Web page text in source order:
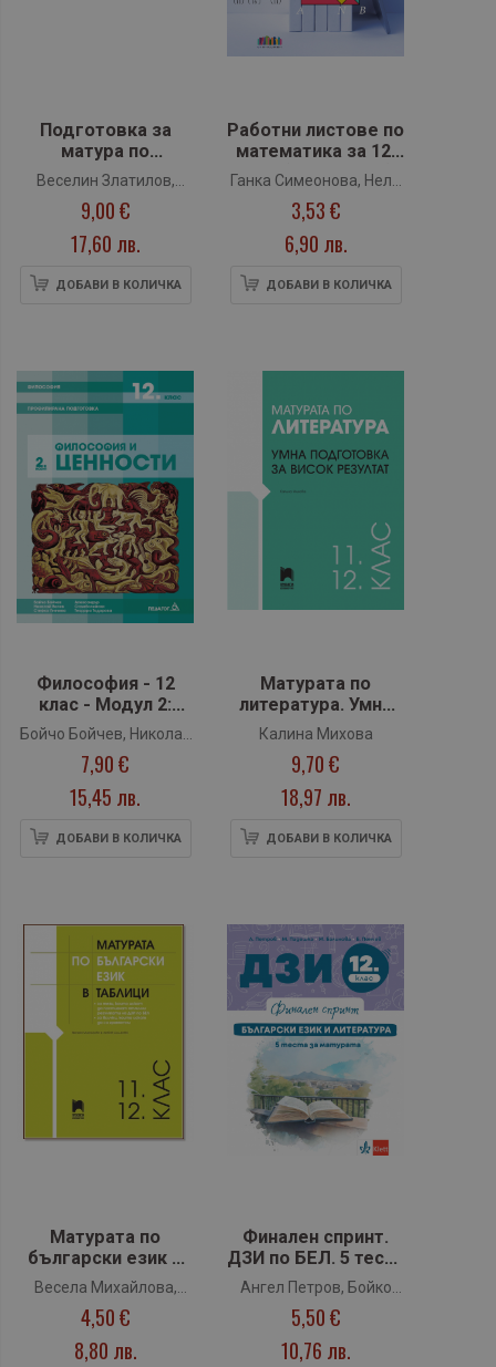
Подготовка за
матура по
математика – ПП.
Тестове за ЗИ – 25
стъпки до успеха
(Регалия 6)
Веселин Златилов,
Донка Капралова,
Мария Христова,
Корнелия Пашова,
Ирина Шаркова, Нели
9,00 €
17,60 лв.
ДОБАВИ В КОЛИЧКА
Работни листове по
математика за 12.
клас (БГ учебник)
Ганка Симеонова, Нели
Хинова, Илия Костов
3,53 €
6,90 лв.
ДОБАВИ В КОЛИЧКА
Философия - 12
клас - Модул 2:
Философия и
ценности (Педагог)
Бойчо Бойчев, Николай
Велев, Стефка Генчева,
Александър
Стамболийски
7,90 €
15,45 лв.
ДОБАВИ В КОЛИЧКА
Матурата по
литература. Умна
подготовка за
11.-12. клас
(Просвета)
Калина Михова
9,70 €
18,97 лв.
ДОБАВИ В КОЛИЧКА
Матурата по
български език в
таблици По
учебната програма
за 2025/2026 г.
Весела Михайлова,
Любов Шишкова
4,50 €
8,80 лв.
Финален спринт.
ДЗИ по БЕЛ. 5 теста
за матурата - 2025
г. (Клет)
Ангел Петров, Бойко
Пенчев, Мая Падешка,
Мариана Балинова
5,50 €
10,76 лв.